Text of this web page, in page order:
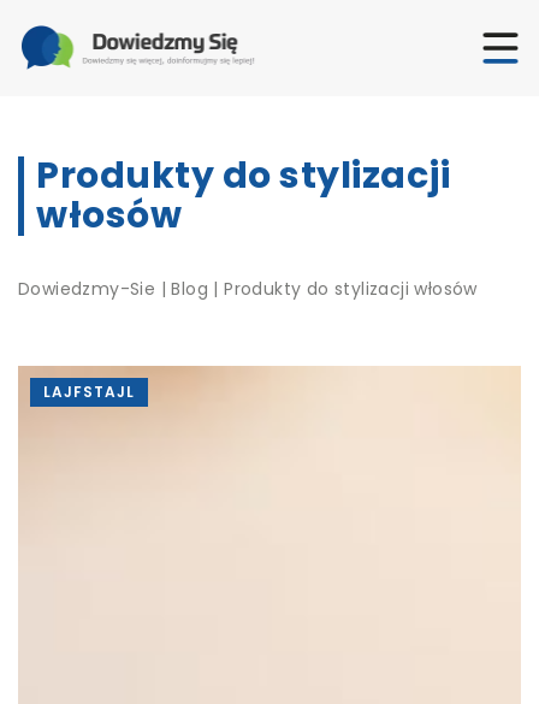
Produkty do stylizacji
włosów
Dowiedzmy-Sie |Blog |Produkty do stylizacji włosów
LAJFSTAJL